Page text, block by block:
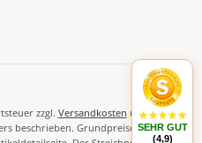
zzgl. Versandkosten und ggf.
beschrieben. Grundpreise und Preise
SEHR GUT
(4,9)